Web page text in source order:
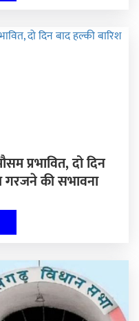
प्रभावित, दो दिन
गरजने की सभावना